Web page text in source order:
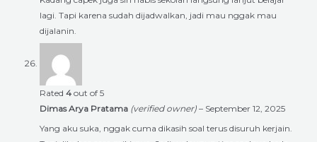
lagi. Tapi karena sudah dijadwalkan, jadi mau nggak mau
dijalanin.
Rated 4 out of 5
Dimas Arya Pratama (verified owner) – September 12, 2025
Yang aku suka, nggak cuma dikasih soal terus disuruh kerjain.